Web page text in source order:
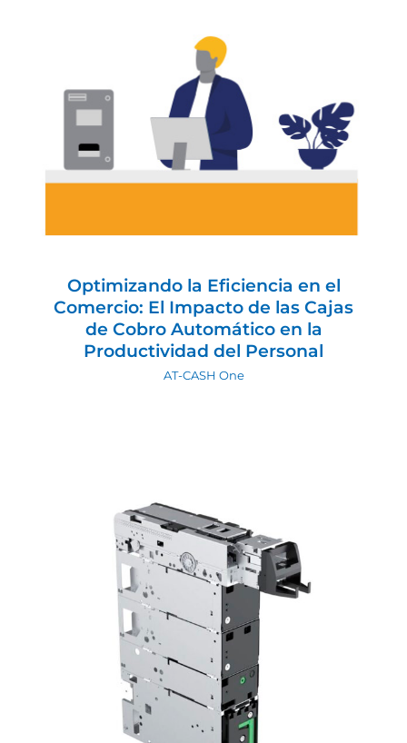
Optimizando la Eficiencia en el
Comercio: El Impacto de las Cajas de
Cobro Automático en la
Productividad del Personal
Optimizando la Eficiencia en el
Comercio: El Impacto de las Cajas
de Cobro Automático en la
Productividad del Personal
AT-CASH One
Lanzamiento del nuevo Reciclador de
Billetes CR-50 de GRG Banking: La
Solución Perfecta para Cajeros
Automáticos
Manejo de efectivo Recicladores de billetes